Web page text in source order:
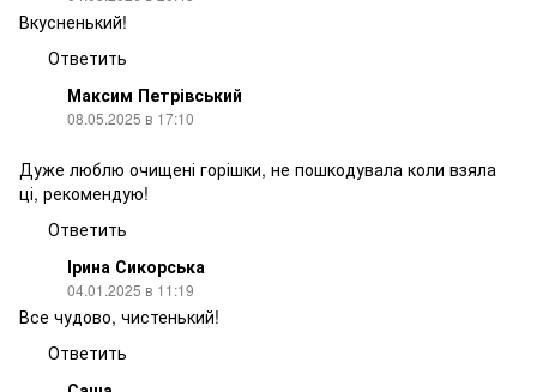
Вкусненький!
Ответить
Максим Петрівський
08.05.2025 в 17:10
Дуже люблю очищені горішки, не пошкодувала коли взяла
ці, рекомендую!
Ответить
Ірина Сикорська
04.01.2025 в 11:19
Все чудово, чистенький!
Ответить